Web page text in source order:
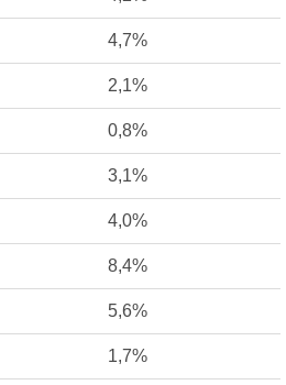
4,7%
2,1%
0,8%
3,1%
4,0%
8,4%
5,6%
1,7%